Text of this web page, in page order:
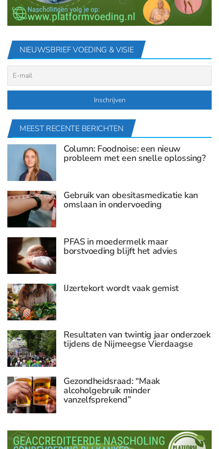
NIEUWSBRIEF VOEDING & VISIE
MEEST RECENTE BERICHTEN
Column: Foodnoise: een nieuw
probleem met een snelle oplossing?
Gebruik van obesitasmedicatie kan
omslaan in ondervoeding
PFAS in moedermelk maar
borstvoeding blijft het advies
IJzertekort wordt vaak gemist
Resultaten van twintig jaar onderzoek
tijdens de Nijmeegse Vierdaagse
Gezondheidsraad: “Maak
alcoholgebruik minder
vanzelfsprekend”